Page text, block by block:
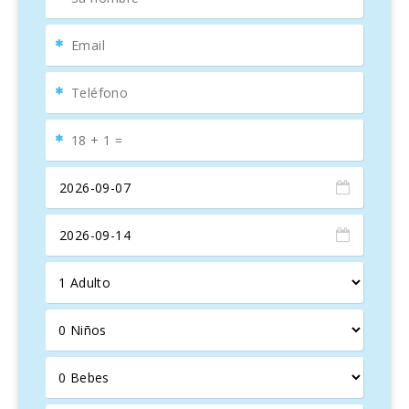
La propiedad goza de una ubicación envidiable, justo en la
playa más grande de Mallorca, en una zona tranquila y
familiar. Aquí se pueden encontrar diversas opciones de
entretenimiento, como deportes acuáticos, restaurantes,
bancos, centros médicos y supermercados están a poca
distancia, facilitando la estancia de los visitantes.
Para los amantes de la naturaleza, hay múltiples senderos
costeros y paseos marítimos que permiten disfrutar del
aire fresco y explorar otras playas encantadoras a solo 5
km de la propiedad. También es posible descubrir sitios
históricos fascinantes, como la ciudad romana de
Pollentia, su teatro romano, y la ciudad medieval de
Descubre la esencia de Alcudia
Port d’Alcudia, antiguamente un pequeño puerto pesquero,
es hoy un destino vibrante y lleno de encanto. Su paseo